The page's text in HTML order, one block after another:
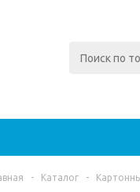
- Каталог -